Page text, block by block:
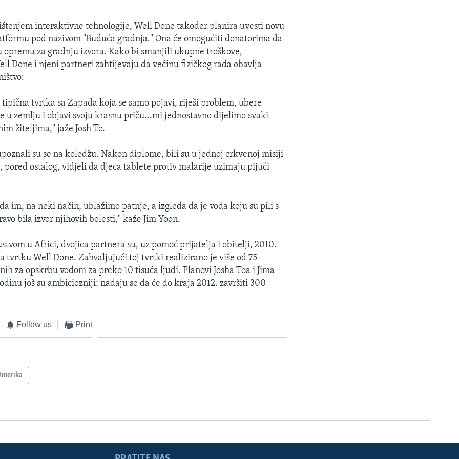
interaktivne tehnologije, Well Done također planira uvesti novu
pod nazivom "Buduća gradnja." Ona će omogućiti donatorima da
za gradnju izvora. Kako bi smanjili ukupne troškove,
Done i njeni partneri zahtijevaju da većinu fizičkog rada obavlja
tvrtka sa Zapada koja se samo pojavi, riješi problem, ubere
u zemlju i objavi svoju krasnu priču...mi jednostavno dijelimo svaki
žiteljima," jaže Josh To.
su se na koledžu. Nakon diplome, bili su u jednoj crkvenoj misiji
pored ostalog, vidjeli da djeca tablete protiv malarije uzimaju pijući
im, na neki način, ublažimo patnje, a izgleda da je voda koju su pili s
bila izvor njihovih bolesti," kaže Jim Yoon.
u Africi, dvojica partnera su, uz pomoć prijatelja i obitelji, 2010.
tvrtku Well Done. Zahvaljujući toj tvrtki realizirano je više od 75
za opskrbu vodom za preko 10 tisuća ljudi. Planovi Josha Toa i Jima
još su ambiciozniji: nadaju se da će do kraja 2012. završiti 300
Follow us Print